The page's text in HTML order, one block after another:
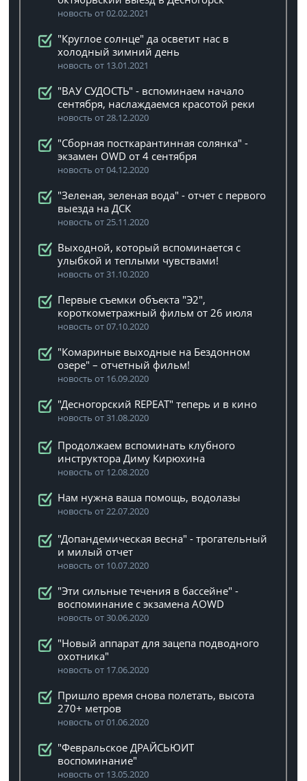
новость от 02.02.2021
"Круглое солнце" да осветит нас в
холодный зимний день
новость от 13.01.2021
"ВАУ СУДОСТЬ" - вспоминаем начало
сентября, наслаждаемся красотой реки
новость от 28.12.2020
"Сборная посткарантинная солянка" -
экзамен OWD от 4 сентября
новость от 04.12.2020
"Зеленая, зеленая вода" - отчет с первого
выезда на ДСК
новость от 25.11.2020
Выходной, который вспоминается с
улыбкой и теплыми чувствами!
новость от 31.10.2020
Первые съемки объекта "Э2",
короткометражный фильм от 26 июля
новость от 07.10.2020
"Комариные выходные на Бездонном
озере" – отчетный фильм!
новость от 16.09.2020
"Десногорский REPEAT" теперь и в кино
новость от 31.08.2020
Продолжаем вспоминать клубного
инструктора Диму Кирюхина
новость от 12.08.2020
Нам нужна ваша помощь, водолазы
новость от 22.07.2020
"Допандемическая весна" - трогательный
и милый отчет
новость от 10.07.2020
"Эти сильные течения в бассейне" -
воспоминание с экзамена AOWD
новость от 30.06.2020
"Новый аппарат для зацепа подводного
охотника"
новость от 17.06.2020
Пришло время снова полетать, высота
270+ метров
новость от 01.06.2020
"Февральское ДРАЙСЬЮИТ
воспоминание"
новость от 13.05.2020